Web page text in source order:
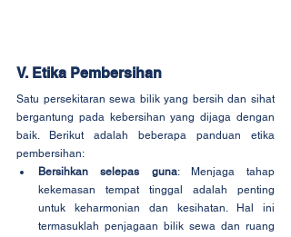
V. Etika Pembersihan
Satu persekitaran sewa bilik yang bersih dan sihat
bergantung pada kebersihan yang dijaga dengan
baik. Berikut adalah beberapa panduan etika
pembersihan:
Bersihkan selepas guna: Menjaga tahap
kekemasan tempat tinggal adalah penting
untuk keharmonian dan kesihatan. Hal ini
termasuklah penjagaan bilik sewa dan ruang